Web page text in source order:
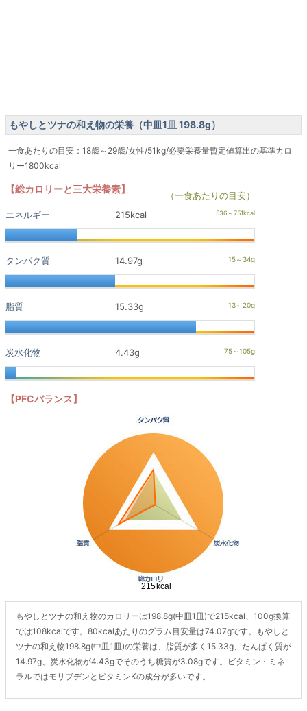
もやしとツナの和え物の栄養（中皿1皿 198.8g）
一食あたりの目安：18歳～29歳/女性/51kg/必要栄養量暫定値算出の基準カロ
リー1800kcal
【総カロリーと三大栄養素】
（一食あたりの目安）
エネルギー
215kcal
タンパク質 14.97g
脂質 15.33g
炭水化物 4.43g
【PFCバランス】
もやしとツナの和え物のカロリーは198.8g(中皿1皿)で215kcal、100g換算
では108kcalです。80kcalあたりのグラム目安量は74.07gです。もやしと
ツナの和え物198.8g(中皿1皿)の栄養は、脂質が多く15.33g、たんぱく質が
14.97g、炭水化物が4.43gでそのうち糖質が3.08gです。ビタミン・ミネ
ラルではモリブデンとビタミンKの成分が多いです。